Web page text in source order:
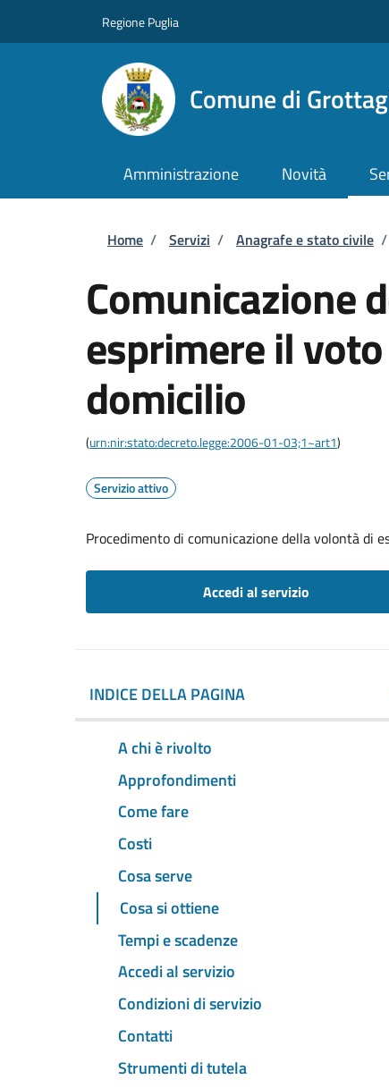
Regione Puglia
Comune di
Amministrazione Novità
Briciole di pane
Home / Servizi / Anagrafe e stato civile /
Comunicazione
esprimere il
domicilio
(urn:nir:stato:decreto.legge:2006-01-03;1~art1)
Servizio attivo
Procedimento di comunicazione della volontà di
Accedi al servizio
INDICE DELLA PAGINA
A chi è rivolto
Approfondimenti
Come fare
Costi
Cosa serve
Cosa si ottiene
Tempi e scadenze
Accedi al servizio
Condizioni di servizio
Contatti
Strumenti di tutela